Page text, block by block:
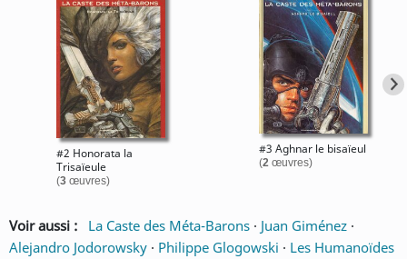
#2 Honorata la
Trisaïeule
(3œuvres)
#3 Aghnar le bisaïeul
(2 œuvres)
Voir aussi : La Caste des Méta-Barons · Juan Giménez ·
Alejandro Jodorowsky · Philippe Glogowski · Les Humanoïdes